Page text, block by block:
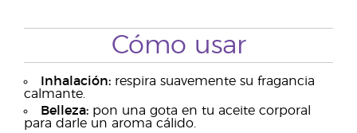
Cómo usar
Inhalación: respira suavemente su fragancia
calmante.
Belleza: pon una gota en tu aceite corporal
para darle un aroma cálido.